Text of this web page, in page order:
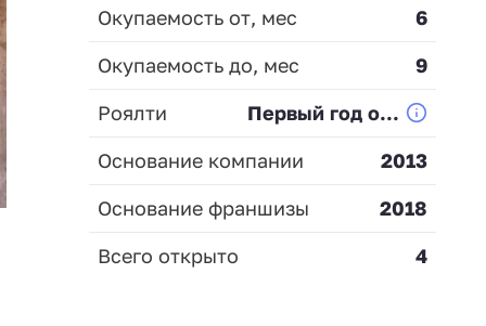
Окупаемость от, мес
6
Окупаемость до, мес
9
Роялти
Первый год о...
Основание компании
2013
Основание франшизы
2018
Всего открыто
4